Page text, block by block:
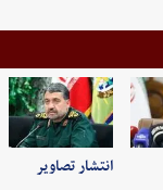
انتشار تصاویر